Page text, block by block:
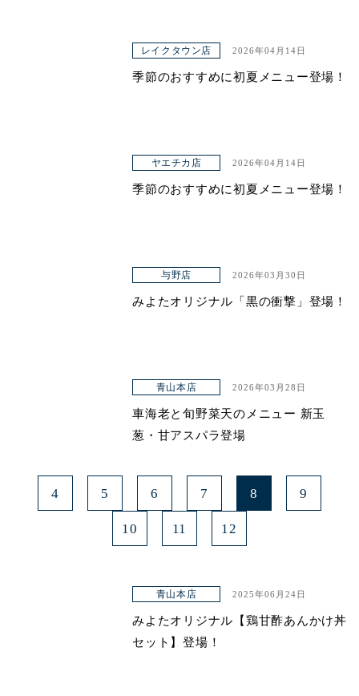
ヤエチカ店
与野店
アクセス
青山本店
与野店
レイクタウン店 2026年04月14日
季節のおすすめに初夏メニュー登場！
ヤエチカ店 2026年04月14日
季節のおすすめに初夏メニュー登場！
与野店 2026年03月30日
みよたオリジナル「黒の衝撃」登場！
青山本店 2026年03月28日
車海老と旬野菜天のメニュー 新玉
葱・甘アスパラ登場
4 5 6 7 8 9
10 11 12
青山本店 2025年06月24日
みよたオリジナル【鶏甘酢あんかけ丼
セット】登場！